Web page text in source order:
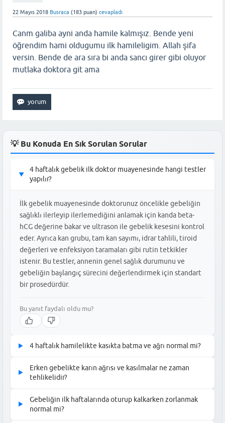
22 Mayıs 2018 Busraca (183 puan) cevapladı
Canm galiba ayni anda hamile kalmışız. Bende yeni
öğrendim hami oldugumu ilk hamileligim. Allah şifa
versin. Bende de ara sıra bi anda sancı girer gibi oluyor
mutlaka doktora git ama
💡 Bu Konuda En Sık Sorulan Sorular
▶
4 haftalık gebelik ilk doktor muayenesinde hangi testler
yapılır?
İlk gebelik muayenesinde doktorunuz öncelikle gebeliğin
sağlıklı ilerleyip ilerlemediğini anlamak için kanda beta-
hCG değerine bakar ve ultrason ile gebelik kesesini kontrol
eder. Ayrıca kan grubu, tam kan sayımı, idrar tahlili, tiroid
değerleri ve enfeksiyon taramaları gibi rutin tetkikler
istenir. Bu testler, annenin genel sağlık durumunu ve
gebeliğin başlangıç sürecini değerlendirmek için standart
bir prosedürdür.
Bu yanıt faydalı oldu mu?
▶ 4 haftalık hamilelikte kasıkta batma ve ağrı normal mi?
4 haftalık gebelikte rahim büyümeye başladığı için kasıklarda
batma, hafif kasılma ve çekilme hissi olması genellikle normal
seyrediyorsa veya tek taraflı çok yoğun bir baskı oluşturuyorsa
vakit kaybetmeden bir uzmana başvurulmalıdır. Hafif kramplar
▶
Erken gebelikte karın ağrısı ve kasılmalar ne zaman
tehlikelidir?
Erken gebelikte yaşanan kasık ağrısı şiddetli, bıçak saplanır
tarzda, sürekli ve beraberinde vajinal kanama veya lekelenme
▶
Gebeliğin ilk haftalarında oturup kalkarken zorlanmak
normal mi?